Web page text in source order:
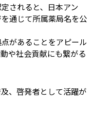
されると、日本アン
通じて所属薬局名を公
があることをアピール
や社会貢献にも繋がる
、啓発者として活躍が